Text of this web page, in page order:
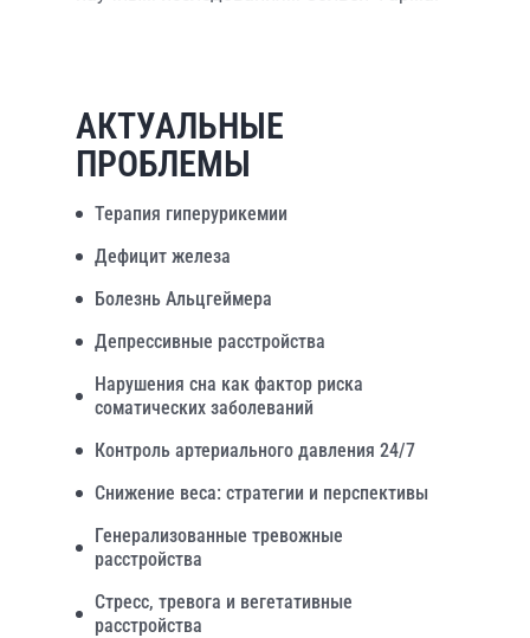
АКТУАЛЬНЫЕ
ПРОБЛЕМЫ
Терапия гиперурикемии
Дефицит железа
Болезнь Альцгеймера
Депрессивные расстройства
Нарушения сна как фактор риска
соматических заболеваний
Контроль артериального давления 24/7
Снижение веса: стратегии и перспективы
Генерализованные тревожные
расстройства
Стресс, тревога и вегетативные
расстройства